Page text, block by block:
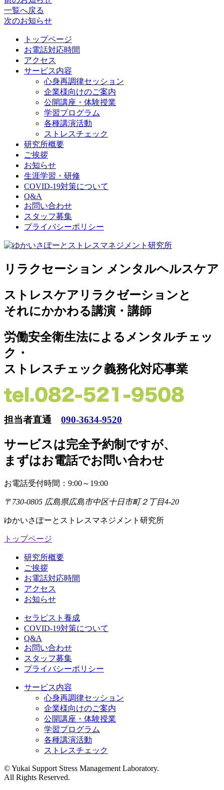
一覧へ戻る
次のお知らせ
トップページ
お電話対応時間
アクセス
サービス内容
心身再調律セッション
企業様向けのご案内
公開講座・体験授業
学習プログラム
各種講演活動
ストレスチェック
研究所概要
ご挨拶
お知らせ
生涯学習・研修
COVID-19対策について
Q&A
お問い合わせ
スタッフ募集
プライバシーポリシー
リラクセーション メンタルヘルスケア
ストレスケアリラクゼーションと
それにかかわる講演・講師
労働安全衛生法によるメンタルチェッ
ク・
ストレスチェック義務化対応事業
担当者直通 090-3634-9520
サービスは完全予約制ですが、
まずはお電話でお問い合わせ
お電話受付時間：9:00～19:00
〒730-0805 広島県広島市中区十日市町２丁目4-20
ゆかいさぽーとストレスマネジメント研究所
トップページ
研究所概要
ご挨拶
お電話対応時間
アクセス
お知らせ
セラピスト養成
COVID-19対策について
Q&A
お問い合わせ
スタッフ募集
プライバシーポリシー
サービス内容
心身再調律セッション
企業様向けのご案内
公開講座・体験授業
学習プログラム
各種講演活動
ストレスチェック
©︎ Yukai Support Stress Management Laboratory.
All Rights Reserved.